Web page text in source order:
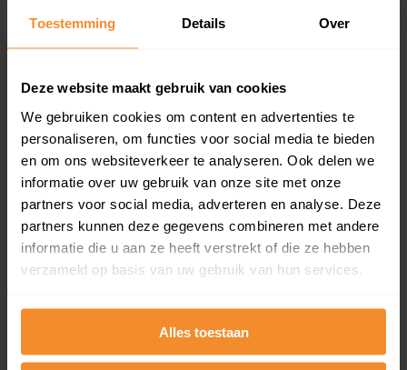
Toestemming Details Over
Deze website maakt gebruik van cookies
We gebruiken cookies om content en advertenties te
personaliseren, om functies voor social media te bieden
en om ons websiteverkeer te analyseren. Ook delen we
informatie over uw gebruik van onze site met onze
partners voor social media, adverteren en analyse. Deze
partners kunnen deze gegevens combineren met andere
informatie die u aan ze heeft verstrekt of die ze hebben
verzameld op basis van uw gebruik van hun services.
Alles toestaan
Een overzicht van alle verkochte woningen (koopsom
en koopdatum) binnen een postcodegebied. Dit
Bekijk product
Direct leverbaar
Een uitgebreid overzicht van het perceel en